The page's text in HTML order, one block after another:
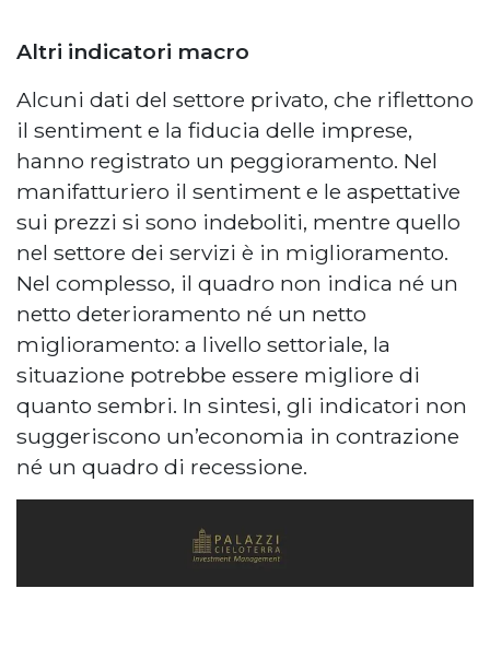
Altri indicatori macro
Alcuni dati del settore privato, che riflettono
il sentiment e la fiducia delle imprese,
hanno registrato un peggioramento. Nel
manifatturiero il sentiment e le aspettative
sui prezzi si sono indeboliti, mentre quello
nel settore dei servizi è in miglioramento.
Nel complesso, il quadro non indica né un
netto deterioramento né un netto
miglioramento: a livello settoriale, la
situazione potrebbe essere migliore di
quanto sembri. In sintesi, gli indicatori non
suggeriscono un’economia in contrazione
né un quadro di recessione.